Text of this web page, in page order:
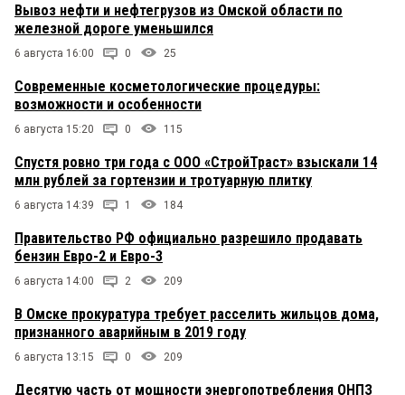
Вывоз нефти и нефтегрузов из Омской области по
железной дороге уменьшился
6 августа 16:00 0 25
Современные косметологические процедуры:
возможности и особенности
6 августа 15:20 0 115
Спустя ровно три года с ООО «СтройТраст» взыскали 14
млн рублей за гортензии и тротуарную плитку
6 августа 14:39 1 184
Правительство РФ официально разрешило продавать
бензин Евро-2 и Евро-3
6 августа 14:00 2 209
В Омске прокуратура требует расселить жильцов дома,
признанного аварийным в 2019 году
6 августа 13:15 0 209
Десятую часть от мощности энергопотребления ОНПЗ